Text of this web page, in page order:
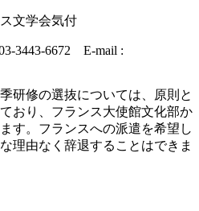
文学会気付
3443-6672 E-mail :
研修の選抜については、原則と
おり、フランス大使館文化部か
す。フランスへの派遣を希望し
理由なく辞退することはできま